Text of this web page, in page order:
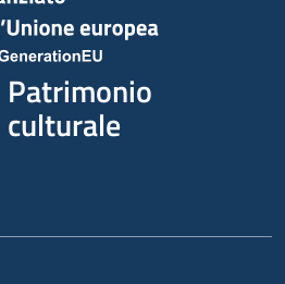
Patrimonio
culturale